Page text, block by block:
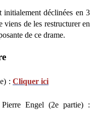
initialement déclinées en 3
de les restructurer en
de ce drame.
: Cliquer ici
Engel (2e partie) :